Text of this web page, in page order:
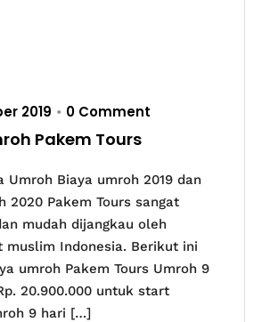
2019 • 0 Comment
Pakem Tours
Umroh Biaya umroh 2019 dan
2020 Pakem Tours sangat
mudah dijangkau oleh
muslim Indonesia. Berikut ini
umroh Pakem Tours Umroh 9
20.900.000 untuk start
9 hari […]